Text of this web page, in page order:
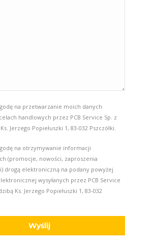
na przetwarzanie moich danych
handlowych przez PCB Service Sp. z
Jerzego Popiełuszki 1, 83-032 Pszczółki.
na otrzymywanie informacji
(promocje, nowości, zaproszenia
drogą elektroniczną na podany powyżej
wysyłanych przez PCB Service
Ks. Jerzego Popiełuszki 1, 83-032